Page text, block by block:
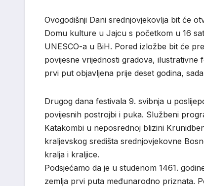
Ovogodišnji Dani srednjovjekovlja bit će
Domu kulture u Jajcu s početkom u 16
UNESCO-a u BiH. Pored izložbe bit će
povijesne vrijednosti gradova,
prvi put objavljena prije deset godina,
Drugog dana festivala 9. svibnja u
povijesnih postrojbi i puka. Službeni
Katakombi u neposrednoj blizini
kraljevskog središta srednjovjekovne
kralja i kraljice.
Podsjećamo da je u studenom 1461.
zemlja prvi puta međunarodno priznata.